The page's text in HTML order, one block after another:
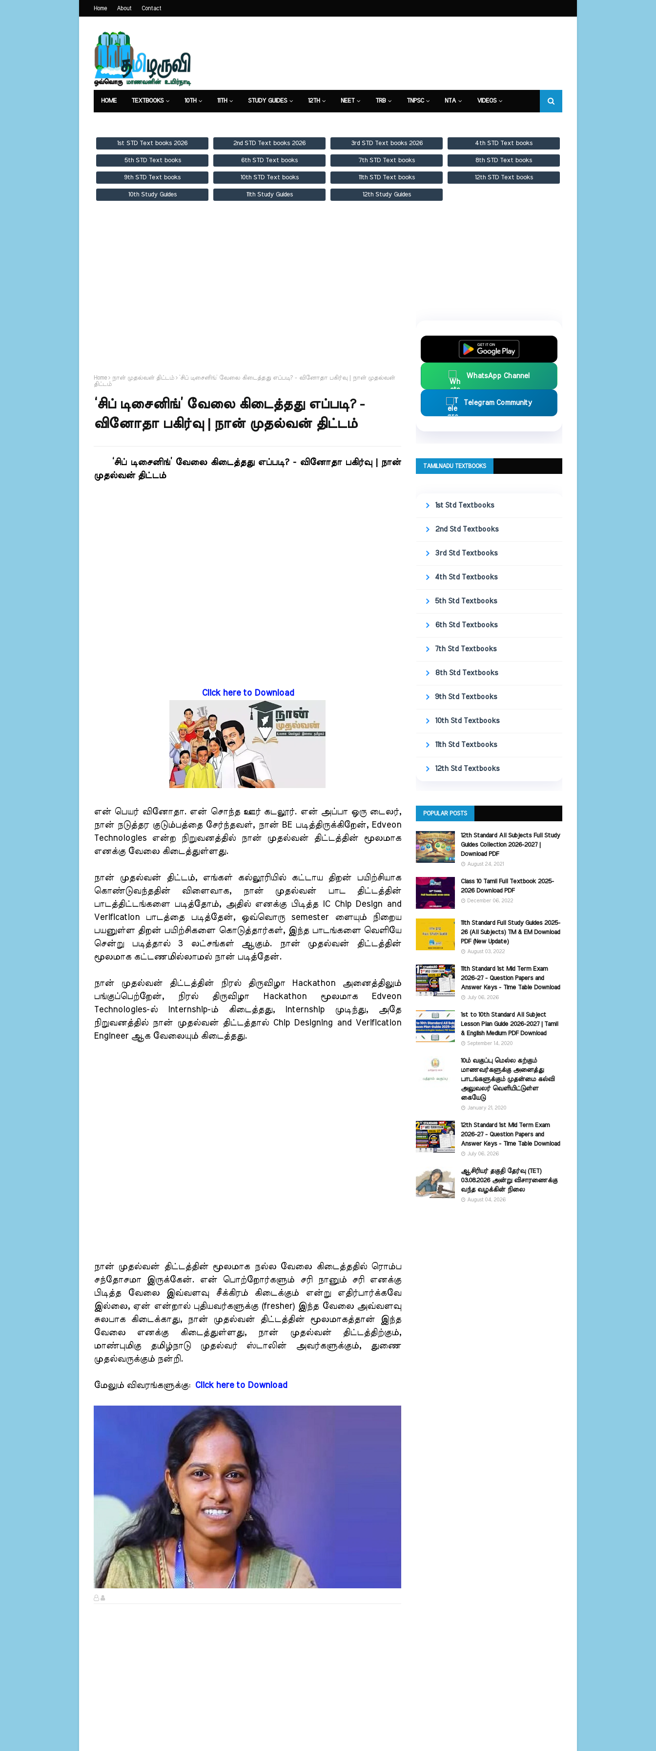
Home About Contact
HOME TEXTBOOKS 10TH 11TH STUDY GUIDES 12TH NEET TRB TNPSC NTA VIDEOS
1st STD Text books 2026 2nd STD Text books 2026 3rd STD Text books 2026 4th STD Text books
5th STD Text books 6th STD Text books 7th STD Text books 8th STD Text books
9th STD Text books 10th STD Text books 11th STD Text books 12th STD Text books
10th Study Guides 11th Study Guides 12th Study Guides
Home நான் முதல்வன் திட்டம்
‘சிப் டிசைனிங்’ வேலை கிடைத்தது எப்படி? - வினோதா பகிர்வு | நான் முதல்வன்
திட்டம்
‘சிப் டிசைனிங்’ வேலை கிடைத்தது எப்படி? -
வினோதா பகிர்வு | நான் முதல்வன் திட்டம்
‘சிப் டிசைனிங்’ வேலை கிடைத்தது எப்படி? - வினோதா பகிர்வு | நான்
முதல்வன் திட்டம்
Click here to Download
என் பெயர் வினோதா. என் சொந்த ஊர் கடலூர். என் அப்பா ஒரு டைலர்,
நான் நடுத்தர குடும்பத்தை சேர்ந்தவள், நான் BE படித்திருக்கிறேன், Edveon
Technologies என்ற நிறுவனத்தில் நான் முதல்வன் திட்டத்தின் மூலமாக
எனக்கு வேலை கிடைத்துள்ளது.
நான் முதல்வன் திட்டம், எங்கள் கல்லூரியில் கட்டாய திறன் பயிற்சியாக
கொண்டுவந்ததின் விளைவாக, நான் முதல்வன் பாட திட்டத்தின்
பாடத்திட்டங்களை படித்தோம், அதில் எனக்கு பிடித்த IC Chip Design and
Verification பாடத்தை படித்தேன், ஒவ்வொரு semester ளையும் நிறைய
பயனுள்ள திறன் பயிற்சிகளை கொடுத்தார்கள், இந்த பாடங்களை வெளியே
சென்று படித்தால் 3 லட்சங்கள் ஆகும். நான் முதல்வன் திட்டத்தின்
மூலமாக கட்டணமில்லாமல் நான் படித்தேன்.
நான் முதல்வன் திட்டத்தின் நிரல் திருவிழா Hackathon அனைத்திலும்
பங்குப்பெற்றேன், நிரல் திருவிழா Hackathon மூலமாக Edveon
Technologies-ல் Internship-ம் கிடைத்தது, Internship முடிந்து, அதே
நிறுவனத்தில் நான் முதல்வன் திட்டத்தால் Chip Designing and Verification
Engineer ஆக வேலையும் கிடைத்தது.
நான் முதல்வன் திட்டத்தின் மூலமாக நல்ல வேலை கிடைத்ததில் ரொம்ப
சந்தோசமா இருக்கேன். என் பொற்றோர்களும் சரி நானும் சரி எனக்கு
பிடித்த வேலை இவ்வளவு சீக்கிரம் கிடைக்கும் என்று எதிர்பார்க்கவே
இல்லை, ஏன் என்றால் புதியவர்களுக்கு (fresher) இந்த வேலை அவ்வளவு
சுலபாக கிடைக்காது, நான் முதல்வன் திட்டத்தின் மூலமாகத்தான் இந்த
வேலை எனக்கு கிடைத்துள்ளது, நான் முதல்வன் திட்டத்திற்கும்,
மாண்புமிகு தமிழ்நாடு முதல்வர் ஸ்டாலின் அவர்களுக்கும், துணை
முதல்வருக்கும் நன்றி.
மேலும் விவரங்களுக்கு: Click here to Download
WhatsApp Channel
Telegram Community
TAMILNADU TEXTBOOKS
1st Std Textbooks
2nd Std Textbooks
3rd Std Textbooks
4th Std Textbooks
5th Std Textbooks
6th Std Textbooks
7th Std Textbooks
8th Std Textbooks
9th Std Textbooks
10th Std Textbooks
11th Std Textbooks
12th Std Textbooks
POPULAR POSTS
12th Standard All Subjects Full Study
Guides Collection 2026-2027 |
Download PDF
August 24, 2021
Class 10 Tamil Full Textbook 2025-
2026 Download PDF
December 06, 2022
11th Standard Full Study Guides 2025-
26 (All Subjects) TM & EM Download
PDF (New Update)
August 03, 2022
11th Standard 1st Mid Term Exam
2026-27 - Question Papers and
Answer Keys - Time Table Download
July 06, 2026
1st to 10th Standard All Subject
Lesson Plan Guide 2026-2027 | Tamil
& English Medium PDF Download
September 14, 2020
10ம் வகுப்பு மெல்ல கற்கும்
மாணவர்களுக்கு அனைத்து
பாடங்களுக்கும் முதன்மை கல்வி
அலுவலர் வெளியிட்டுள்ள
கையேடு
January 21, 2020
12th Standard 1st Mid Term Exam
2026-27 - Question Papers and
Answer Keys - Time Table Download
July 06, 2026
ஆசிரியர் தகுதி தேர்வு (TET)
03.08.2026 அன்று விசாரணைக்கு
வந்த வழக்கின் நிலை
August 04, 2026